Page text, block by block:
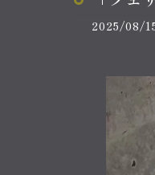
2025/08/